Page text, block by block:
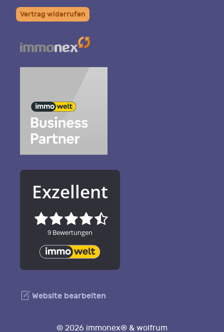
Vertrag widerrufen
Website bearbeiten
© 2026 immonex® & wolfrum